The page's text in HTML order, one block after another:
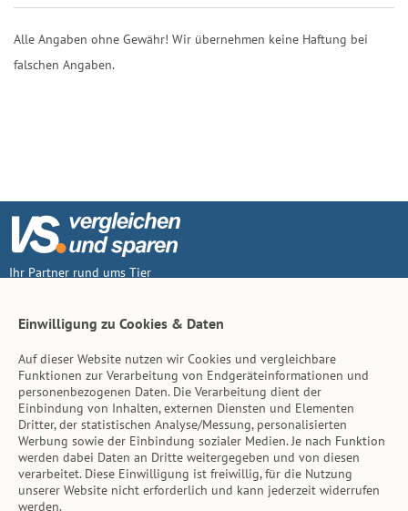
Alle Angaben ohne Gewähr! Wir übernehmen keine Haftung bei
falschen Angaben.
Ihr Partner rund ums Tier
Inhalt
Tierarzt-Suche
Hinweise
AGB
Einwilligung zu Cookies & Daten
Auf dieser Website nutzen wir Cookies und vergleichbare
Funktionen zur Verarbeitung von Endgeräteinformationen und
personenbezogenen Daten. Die Verarbeitung dient der
Einbindung von Inhalten, externen Diensten und Elementen
Dritter, der statistischen Analyse/Messung, personalisierten
Werbung sowie der Einbindung sozialer Medien. Je nach Funktion
werden dabei Daten an Dritte weitergegeben und von diesen
verarbeitet. Diese Einwilligung ist freiwillig, für die Nutzung
unserer Website nicht erforderlich und kann jederzeit widerrufen
werden.